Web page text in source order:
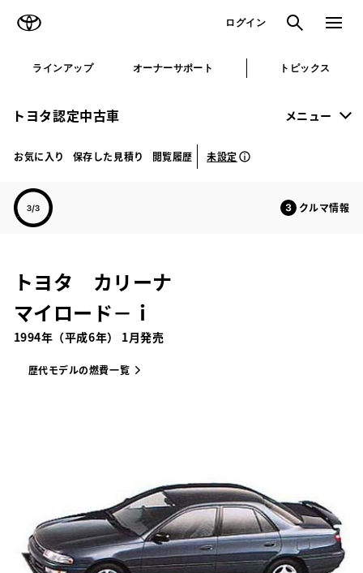
ログイン 検索 メニュ
ラインアップ オーナーサポート トピックス
トヨタ認定中古車 メニュー
お気に入り 保存した見積り 閲覧履歴 未設定
クルマ情報
トヨタ カリーナ
マイロード－ｉ
1994年（平成6年） 1月発売
歴代モデルの燃費一覧